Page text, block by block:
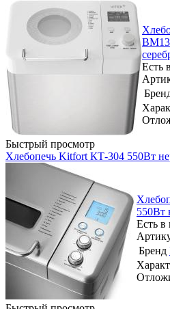
Быстрый просмотр
Есть
Хлебопечь Kitfort КТ-304 550Вт
550Вт
Есть в
Бренд